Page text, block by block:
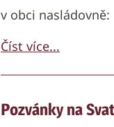
v obci nasládovně:
Číst více...
Pozvánky na